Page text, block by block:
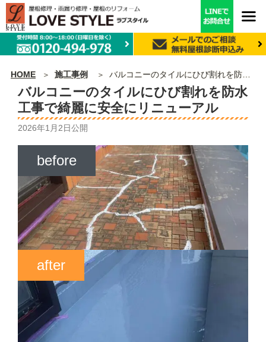
HOME 施工事例 バルコニーのタイルにひび割れを防水工事で綺麗に安全にリニューアル
バルコニーのタイルにひび割れを防水
工事で綺麗に安全にリニューアル
2026年1月2日公開
before
after